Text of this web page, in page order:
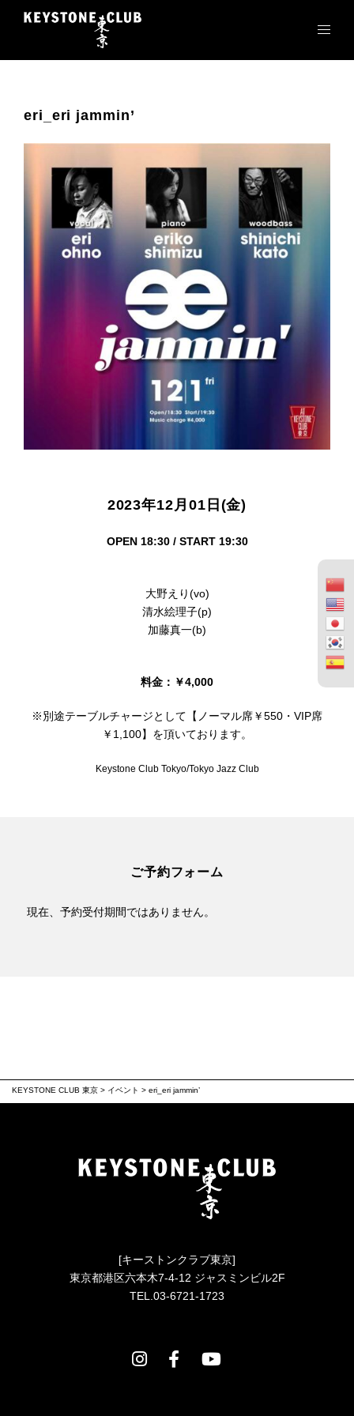
ン
eri_eri jammin’
2023年12月01日(金)
OPEN 18:30 / START 19:30
大野えり(vo)
清水絵理子(p)
加藤真一(b)
料金：￥4,000
※別途テーブルチャージとして【ノーマル席￥550・VIP席
￥1,100】を頂いております。
Keystone Club Tokyo/Tokyo Jazz Club
ご予約フォーム
現在、予約受付期間ではありません。
KEYSTONE CLUB 東京 > イベント > eri_eri jammin’
[キーストンクラブ東京]
東京都港区六本木7-4-12 ジャスミンビル2F
TEL.03-6721-1723